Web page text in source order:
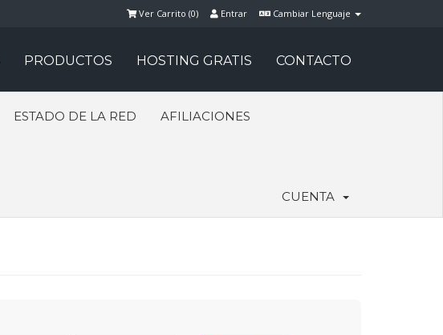
Cambiar Lenguaje
Entrar
Ver Carrito (0)
PRODUCTOS HOSTING GRATIS CONTACTO
ESTADO DE LA RED AFILIACIONES
CUENTA